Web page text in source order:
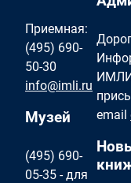
Приемная:
(495) 690-
50-30
info@imli.ru
Музей
(495) 690-
05-35 - для
email